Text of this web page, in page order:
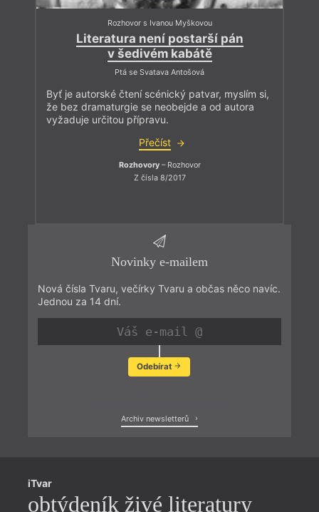
Rozhovor s Ivanou Myškovou
Literatura není postarší pán
v šedivém kabátě
Ptá se Svatava Antošová
Byť je autorské čtení scénický patvar, myslím si,
že bez dramaturgie se neobejde a od autora
vyžaduje určitou přípravu.
Přečíst
Rozhovory– Rozhovor
Z čísla 8/2017
Novinky e-mailem
Nová čísla Tvaru, večírky Tvaru a občas něco navíc.
Jednou za 14 dní.
Odebírat
Archiv newsletterů
iTvar
obtýdeník živé literatury